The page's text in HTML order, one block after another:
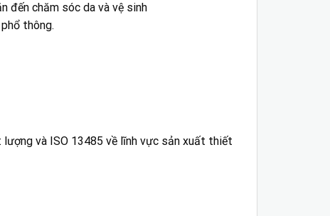
đến chăm sóc da và vệ sinh
thông.
và ISO 13485 về lĩnh vực sản xuất thiết